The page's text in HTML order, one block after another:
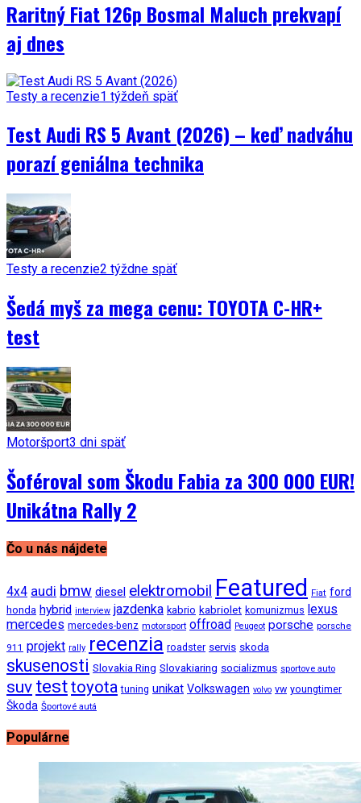
Raritný Fiat 126p Bosmal Maluch prekvapí
aj dnes
Testy a recenzie1 týždeň späť
Test Audi RS 5 Avant (2026) – keď nadváhu
porazí geniálna technika
Testy a recenzie2 týždne späť
Šedá myš za mega cenu: TOYOTA C-HR+
test
Motoršport3 dni späť
Šoféroval som Škodu Fabia za 300 000 EUR!
Unikátna Rally 2
Čo u nás nájdete
4x4 audi bmw diesel elektromobil Featured Fiat ford
honda hybrid interview jazdenka kabrio kabriolet komunizmus lexus
mercedes mercedes-benz motorsport offroad Peugeot porsche porsche
911 projekt rally recenzia roadster servis skoda
skusenosti Slovakia Ring Slovakiaring socializmus sportove auto
suv testtoyota tuning unikat Volkswagen volvo vw youngtimer
Škoda Športové autá
Populárne